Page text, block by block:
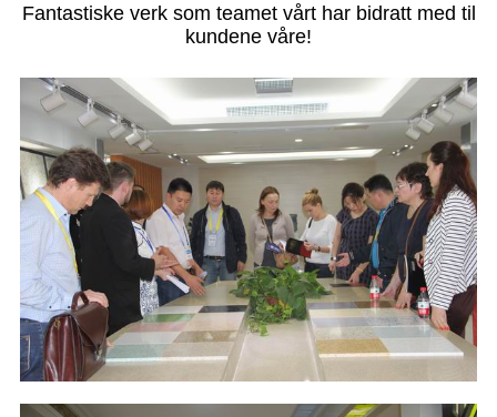
Fantastiske verk som teamet vårt har bidratt med til
kundene våre!